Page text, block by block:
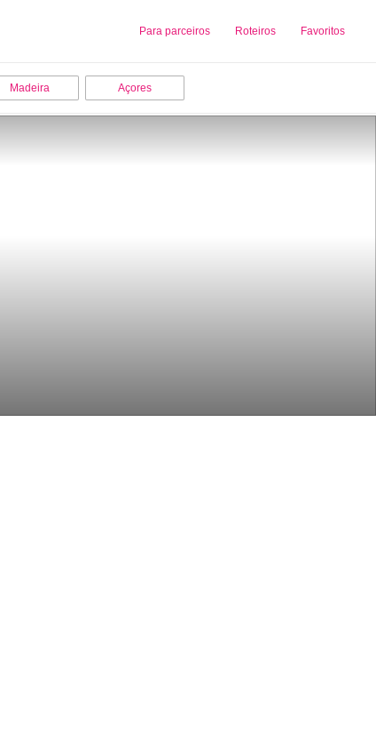
Para parceiros Roteiros Favoritos
Sobre nós Adicionar uma Empresa
Madeira Açores